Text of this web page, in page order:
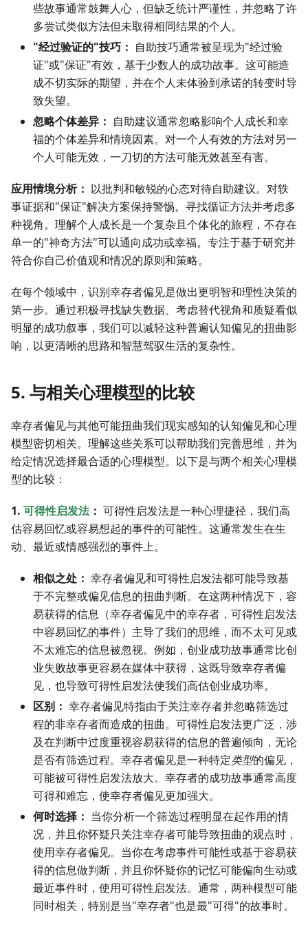
些故事通常鼓舞人心，但缺乏统计严谨性，并忽略了许
多尝试类似方法但未取得相同结果的个人。
"经过验证的"技巧： 自助技巧通常被呈现为"经过验
证"或"保证"有效，基于少数人的成功故事。这可能造
成不切实际的期望，并在个人未体验到承诺的转变时导
致失望。
忽略个体差异： 自助建议通常忽略影响个人成长和幸
福的个体差异和情境因素。对一个人有效的方法对另一
个人可能无效，一刀切的方法可能无效甚至有害。
应用情境分析： 以批判和敏锐的心态对待自助建议。对轶
事证据和"保证"解决方案保持警惕。寻找循证方法并考虑多
种视角。理解个人成长是一个复杂且个体化的旅程，不存在
单一的"神奇方法"可以通向成功或幸福。专注于基于研究并
符合你自己价值观和情况的原则和策略。
在每个领域中，识别幸存者偏见是做出更明智和理性决策的
第一步。通过积极寻找缺失数据、考虑替代视角和质疑看似
明显的成功叙事，我们可以减轻这种普遍认知偏见的扭曲影
响，以更清晰的思路和智慧驾驭生活的复杂性。
5. 与相关心理模型的比较
幸存者偏见与其他可能扭曲我们现实感知的认知偏见和心理
模型密切相关。理解这些关系可以帮助我们完善思维，并为
给定情况选择最合适的心理模型。以下是与两个相关心理模
型的比较：
1. 可得性启发法： 可得性启发法是一种心理捷径，我们高
估容易回忆或容易想起的事件的可能性。这通常发生在生
动、最近或情感强烈的事件上。
相似之处： 幸存者偏见和可得性启发法都可能导致基
于不完整或偏见信息的扭曲判断。在这两种情况下，容
易获得的信息（幸存者偏见中的幸存者，可得性启发法
中容易回忆的事件）主导了我们的思维，而不太可见或
不太难忘的信息被忽视。例如，创业成功故事通常比创
业失败故事更容易在媒体中获得，这既导致幸存者偏
见，也导致可得性启发法使我们高估创业成功率。
区别： 幸存者偏见特指由于关注幸存者并忽略筛选过
程的非幸存者而造成的扭曲。可得性启发法更广泛，涉
及在判断中过度重视容易获得的信息的普遍倾向，无论
是否有筛选过程。幸存者偏见是一种特定类型的偏见，
可能被可得性启发法放大。幸存者的成功故事通常高度
可得和难忘，使幸存者偏见更加强大。
何时选择： 当你分析一个筛选过程明显在起作用的情
况，并且你怀疑只关注幸存者可能导致扭曲的观点时，
使用幸存者偏见。当你在考虑事件可能性或基于容易获
得的信息做判断，并且你怀疑你的记忆可能偏向生动或
最近事件时，使用可得性启发法。通常，两种模型可能
同时相关，特别是当"幸存者"也是最"可得"的故事时。